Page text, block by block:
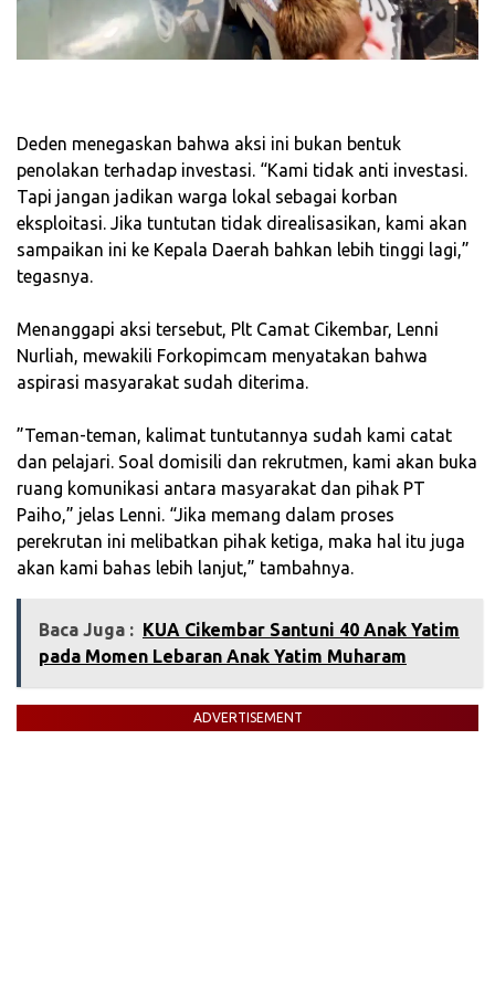
‎Deden menegaskan bahwa aksi ini bukan bentuk
penolakan terhadap investasi. “Kami tidak anti investasi.
Tapi jangan jadikan warga lokal sebagai korban
eksploitasi. Jika tuntutan tidak direalisasikan, kami akan
sampaikan ini ke Kepala Daerah bahkan lebih tinggi lagi,”
tegasnya.
‎Menanggapi aksi tersebut, Plt Camat Cikembar, Lenni
Nurliah, mewakili Forkopimcam menyatakan bahwa
aspirasi masyarakat sudah diterima.
‎”Teman-teman, kalimat tuntutannya sudah kami catat
dan pelajari. Soal domisili dan rekrutmen, kami akan buka
ruang komunikasi antara masyarakat dan pihak PT
Paiho,” jelas Lenni. “Jika memang dalam proses
perekrutan ini melibatkan pihak ketiga, maka hal itu juga
akan kami bahas lebih lanjut,” tambahnya.
Baca Juga :
‎KUA Cikembar Santuni 40 Anak Yatim
pada Momen Lebaran Anak Yatim Muharam
ADVERTISEMENT